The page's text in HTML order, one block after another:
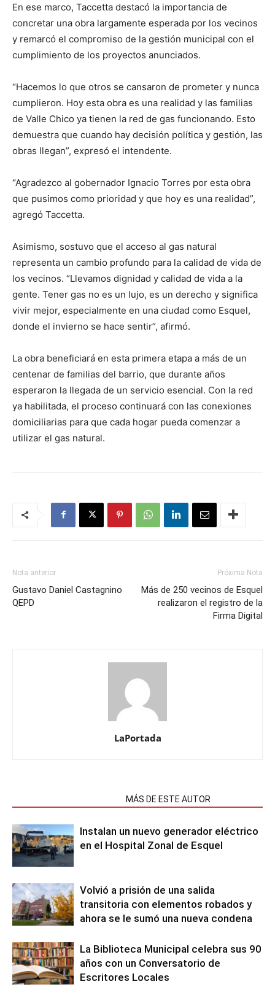
En ese marco, Taccetta destacó la importancia de
concretar una obra largamente esperada por los vecinos
y remarcó el compromiso de la gestión municipal con el
cumplimiento de los proyectos anunciados.
“Hacemos lo que otros se cansaron de prometer y nunca
cumplieron. Hoy esta obra es una realidad y las familias
de Valle Chico ya tienen la red de gas funcionando. Esto
demuestra que cuando hay decisión política y gestión, las
obras llegan”, expresó el intendente.
“Agradezco al gobernador Ignacio Torres por esta obra
que pusimos como prioridad y que hoy es una realidad”,
agregó Taccetta.
Asimismo, sostuvo que el acceso al gas natural
representa un cambio profundo para la calidad de vida de
los vecinos. “Llevamos dignidad y calidad de vida a la
gente. Tener gas no es un lujo, es un derecho y significa
vivir mejor, especialmente en una ciudad como Esquel,
donde el invierno se hace sentir”, afirmó.
La obra beneficiará en esta primera etapa a más de un
centenar de familias del barrio, que durante años
esperaron la llegada de un servicio esencial. Con la red
ya habilitada, el proceso continuará con las conexiones
domiciliarias para que cada hogar pueda comenzar a
utilizar el gas natural.
Nota anterior
Gustavo Daniel Castagnino
QEPD
Próxima Nota
Más de 250 vecinos de Esquel
realizaron el registro de la
Firma Digital
LaPortada
MÁS DE ESTE AUTOR
Instalan un nuevo generador eléctrico
en el Hospital Zonal de Esquel
Volvió a prisión de una salida
transitoria con elementos robados y
ahora se le sumó una nueva condena
La Biblioteca Municipal celebra sus 90
años con un Conversatorio de
Escritores Locales